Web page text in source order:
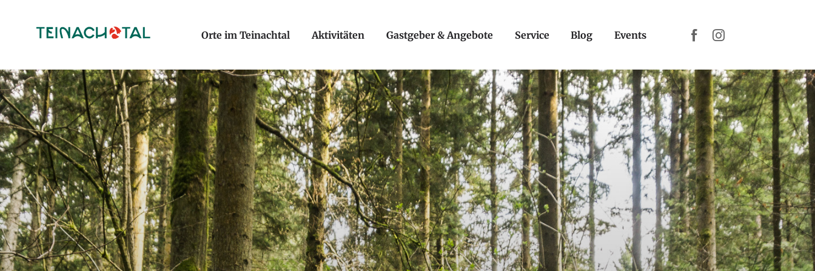
Orte im Teinachtal Aktivitäten Gastgeber & Angebote Service Blog Events